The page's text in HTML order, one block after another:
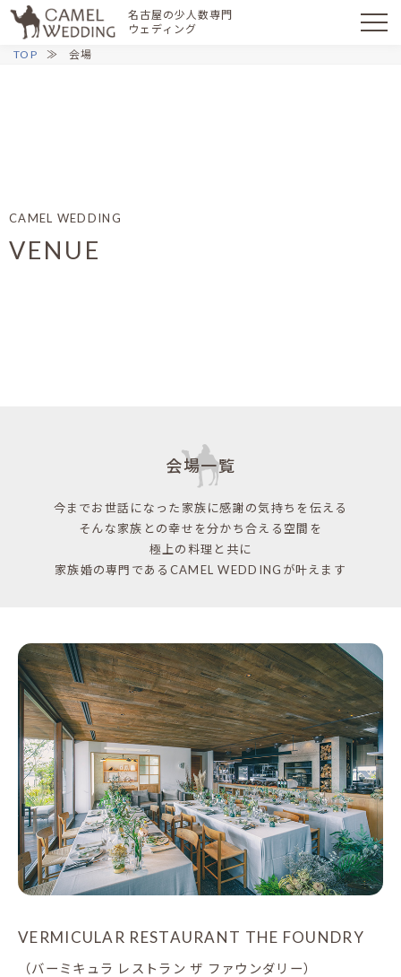
名古屋の少人数専門
ウェディング
TOP
会場
CAMEL WEDDING
VENUE
会場一覧
今までお世話になった家族に感謝の気持ちを伝える
そんな家族との幸せを分かち合える空間を
極上の料理と共に
家族婚の専門であるCAMEL WEDDINGが叶えます
VERMICULAR RESTAURANT THE FOUNDRY
（バーミキュラ レストラン ザ ファウンダリー）